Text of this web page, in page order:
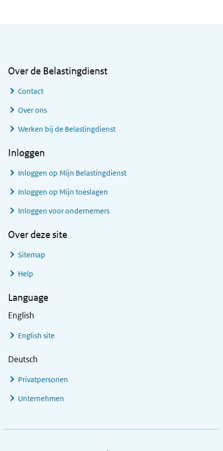
Over de Belastingdienst
Contact
Over ons
Werken bij de Belastingdienst
Inloggen
Inloggen op Mijn Belastingdienst
Inloggen op Mijn toeslagen
Inloggen voor ondernemers
Over deze site
Sitemap
Help
Language
English
English site
Deutsch
Privatpersonen
Unternehmen